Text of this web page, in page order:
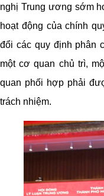
nghị Trung ương sớm
hoạt động của chính
đổi các quy định phân
một cơ quan chủ trì,
quan phối hợp phải
trách nhiệm.